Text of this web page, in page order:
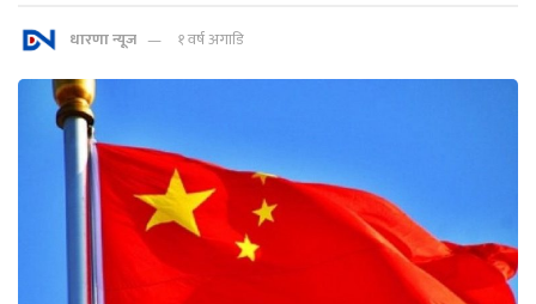
धारणा न्यूज १ वर्ष अगाडि